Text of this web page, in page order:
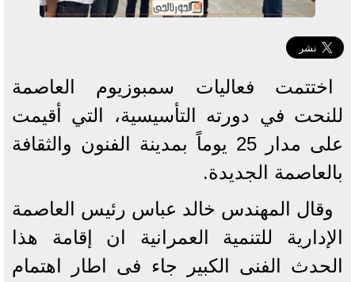
اختتمت فعاليات سمبوزيوم العاصمة
للنحت في دورته التأسيسية، التي أقيمت
على مدار 25 يوماً بمدينة الفنون والثقافة
بالعاصمة الجديدة.
وقال المهندس خالد عباس رئيس العاصمة
الإدارية للتنمية العمرانية ان إقامة هذا
الحدث الفنى الكبير جاء فى اطار اهتمام